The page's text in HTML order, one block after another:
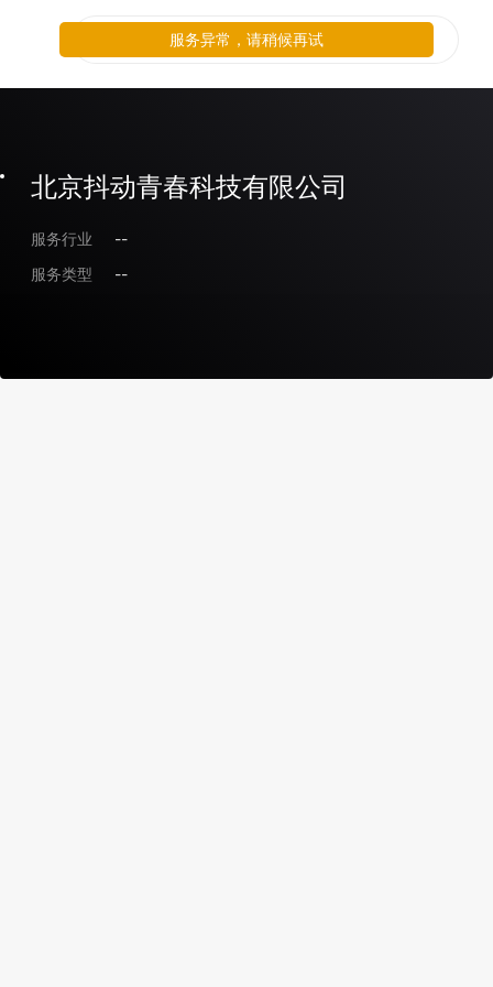
北京抖动青春科技有限公司
服务行业
--
服务类型
--
服务异常，请稍候再试